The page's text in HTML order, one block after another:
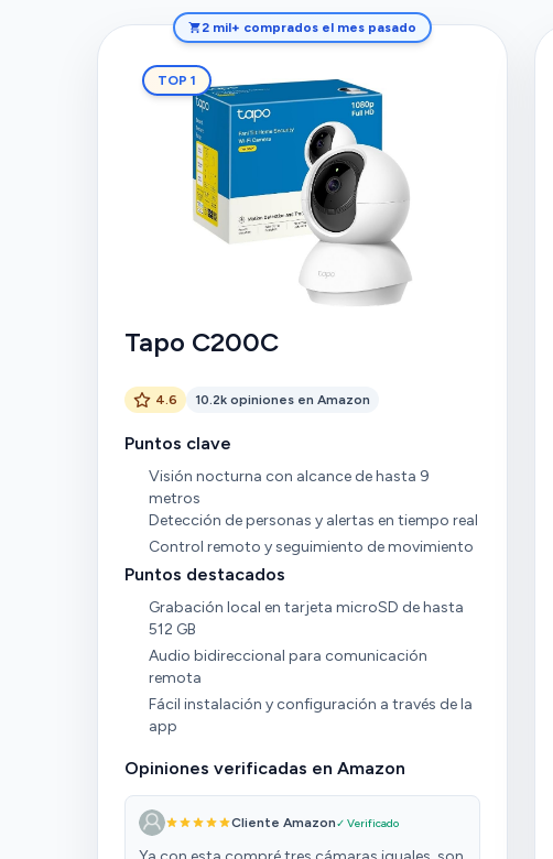
2 mil+ comprados el mes pasado
TOP 1
Tapo C200C
4.6 10.2k opiniones en Amazon
Puntos clave
Visión nocturna con alcance de hasta 9
metros
Detección de personas y alertas en tiempo real
Control remoto y seguimiento de movimiento
Puntos destacados
Grabación local en tarjeta microSD de hasta
512 GB
Audio bidireccional para comunicación
remota
Fácil instalación y configuración a través de la
app
Opiniones verificadas en Amazon
Cliente Amazon✓ Verificado